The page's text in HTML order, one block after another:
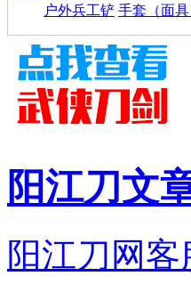
户外兵工铲 手套（面具
阳江刀文
阳江刀网客